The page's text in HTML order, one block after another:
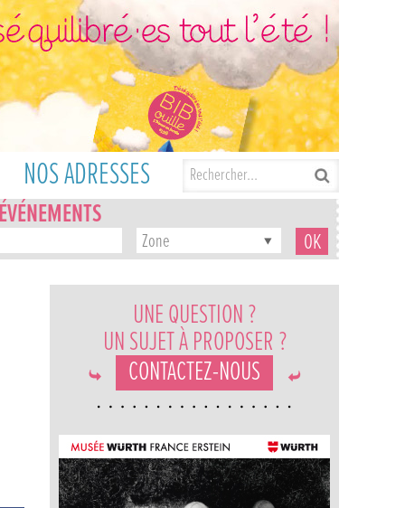
NOS ADRESSES
Zone
UNE QUESTION ?
UN SUJET À PROPOSER ?
CONTACTEZ-NOUS